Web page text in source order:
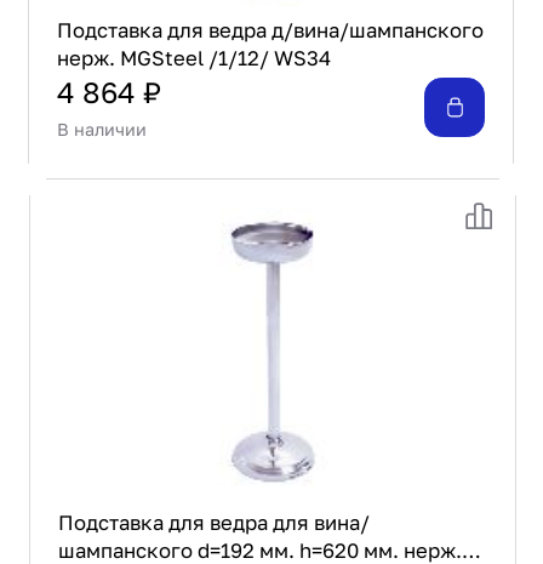
Подставка для ведра д/вина/шампанского
нерж. MGSteel /1/12/ WS34
4 864 ₽
В наличии
Подставка для ведра для вина/
шампанского d=192 мм. h=620 мм. нерж.